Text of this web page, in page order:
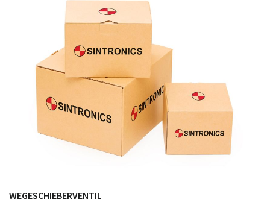
módulos antiguos a un alto nivel técnico o sustitución
de módulos descontinuados por módulos del propio
WEGESCHIEBERVENTIL